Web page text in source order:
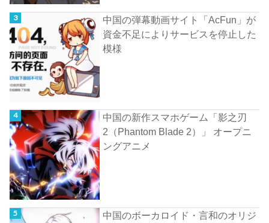
中国の弾幕動画サイト「AcFun」が
資金不足によりサービスを停止した
模様
中国の新作スマホゲーム「影之刃
2（Phantom Blade 2）」 オープニ
ングアニメ
中国のボーカロイド・言和のオリジ